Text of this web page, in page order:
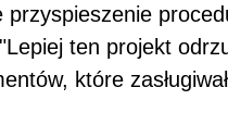
przyspieszenie
ten projekt
które